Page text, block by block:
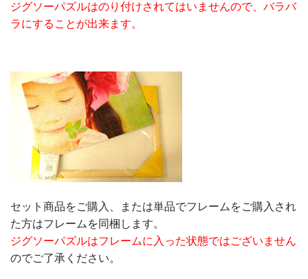
ジグソーパズルはのり付けされてはいませんので、バラバ
ラにすることが出来ます。
セット商品をご購入、または単品でフレームをご購入され
た方はフレームを同梱します。
ジグソーパズルはフレームに入った状態ではございません
のでご了承ください。